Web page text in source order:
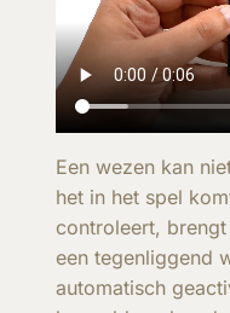
Een wezen kan
het in het spel
controleert,
een tegenliggend
automatisch